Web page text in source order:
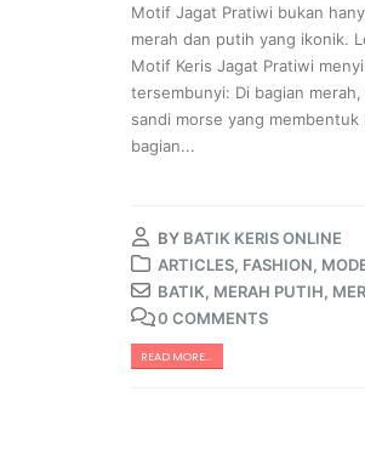
Motif Jagat Pratiwi bukan
merah dan putih yang ikonik.
Motif Keris Jagat Pratiwi
tersembunyi: Di bagian
sandi morse yang membentuk
bagian...
BY BATIK KERIS ONLINE
ARTICLES, FASHION,
BATIK, MERAH PUTIH,
0 COMMENTS
READ MORE...